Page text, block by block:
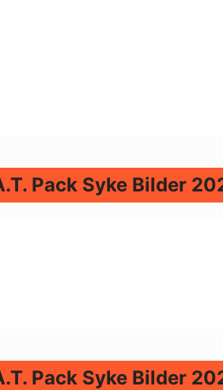
Pack Syke Bilder
Pack Syke Bilder